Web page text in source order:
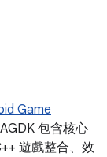
Game
包含核心
遊戲整合、效